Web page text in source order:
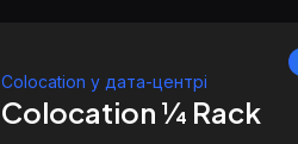
Colocation у дата-центрі
Colocation ¼ Rack